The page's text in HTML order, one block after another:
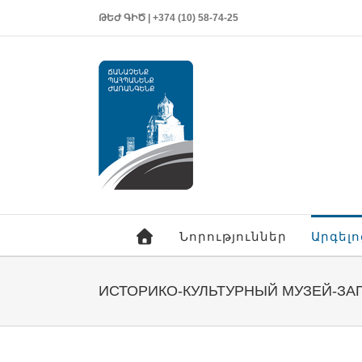
ԹԵԺ ԳԻԾ | +374 (10) 58-74-25
Նորություններ
ИСТОРИКО-КУЛЬТУРНЫЙ МУЗЕЙ-